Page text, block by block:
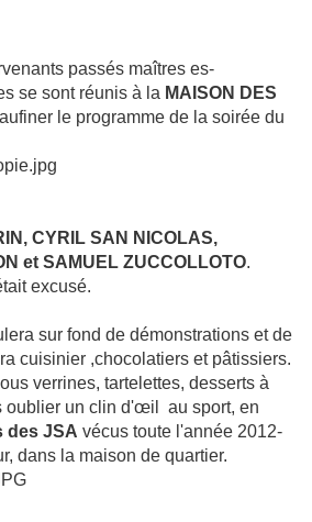
passés maîtres es-
se sont réunis à la MAISON DES
le programme de la soirée du
CYRIL SAN NICOLAS,
et SAMUEL ZUCCOLLOTO.
excusé.
sur fond de démonstrations et de
cuisinier ,chocolatiers et pâtissiers.
verrines, tartelettes, desserts à
oublier un clin d'œil au sport, en
des JSA vécus toute l'année 2012-
dans la maison de quartier.